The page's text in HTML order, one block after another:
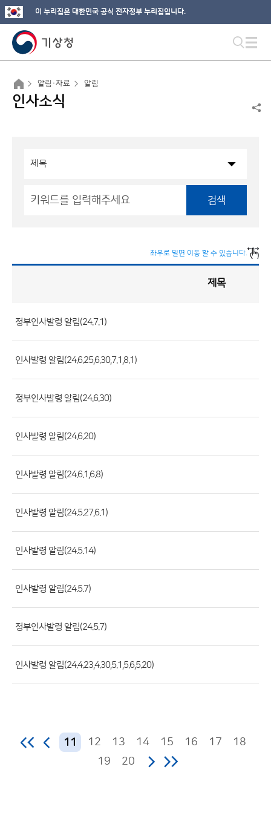
이 누리집은 대한민국 공식 전자정부 누리집입니다.
알림·자료 알림
인사소식
검색
좌우로 밀면 이동 할 수 있습니다.
목
록
제
목,
등
부
파
일,
회
수)
제목
정부인사발령 알림(24.7.1)
인사발령 알림(24.6.25,6.30,7.1,8.1)
정부인사발령 알림(24.6.30)
인사발령 알림(24.6.20)
인사발령 알림(24.6.1,6.8)
인사발령 알림(24.5.27,6.1)
인사발령 알림(24.5.14)
인사발령 알림(24.5.7)
정부인사발령 알림(24.5.7)
인사발령 알림(24.4.23,4.30,5.1,5.6,5.20)
11 12 13 14 15 16 17
18
19
20